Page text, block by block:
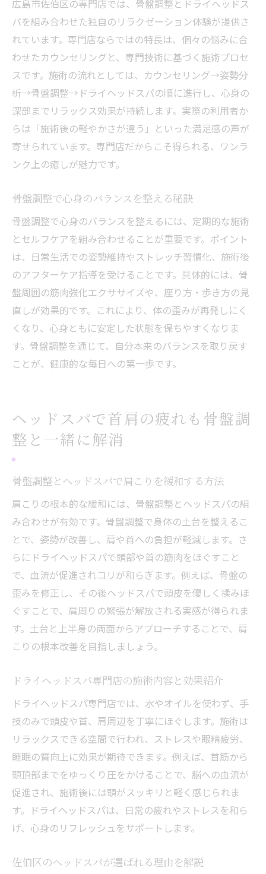
ドライヘッドスパ利用者の体験談紹介
全身リフレッシュを叶える骨盤調整の工夫
佐伯区で人気のヘッドスパ効果を徹底解説
骨盤調整とヘッドスパで日常の疲れを解放
睡眠の質向上に役立つ骨盤調整とヘッドケア
骨盤調整が睡眠の質に与える良い影響とは
ドライヘッドスパで快眠サポート体験
ヘッドスパと骨盤調整の睡眠改善相乗効果
佐伯区で受けるヘッドスパの特徴と魅力
スリープヘッドスパで毎日を快適に過ごす
佐伯区で人気の骨盤調整とヘッドスパの効果と
は
佐伯区の骨盤調整が選ばれる理由を解説
ヘッドスパで感じるディープリラックス体
験
骨盤調整とドライヘッドスパの効果的な活
用法
専門店ならではの骨盤調整施術のポイント
広島市佐伯区の専門店では、骨盤調整とドライヘッドス
パを組み合わせた独自のリラクゼーション体験が提供さ
れています。専門店ならではの特長は、個々の悩みに合
わせたカウンセリングと、専門技術に基づく施術プロセ
スです。施術の流れとしては、カウンセリング→姿勢分
析→骨盤調整→ドライヘッドスパの順に進行し、心身の
深部までリラックス効果が持続します。実際の利用者か
らは「施術後の軽やかさが違う」といった満足感の声が
寄せられています。専門店だからこそ得られる、ワンラ
ンク上の癒しが魅力です。
骨盤調整で心身のバランスを整える秘訣
骨盤調整で心身のバランスを整えるには、定期的な施術
とセルフケアを組み合わせることが重要です。ポイント
は、日常生活での姿勢維持やストレッチ習慣化、施術後
のアフターケア指導を受けることです。具体的には、骨
盤周囲の筋肉強化エクササイズや、座り方・歩き方の見
直しが効果的です。これにより、体の歪みが再発しにく
くなり、心身ともに安定した状態を保ちやすくなりま
す。骨盤調整を通じて、自分本来のバランスを取り戻す
ことが、健康的な毎日への第一歩です。
ヘッドスパで首肩の疲れも骨盤調
整と一緒に解消
骨盤調整とヘッドスパで肩こりを緩和する方法
肩こりの根本的な緩和には、骨盤調整とヘッドスパの組
み合わせが有効です。骨盤調整で身体の土台を整えるこ
とで、姿勢が改善し、肩や首への負担が軽減します。さ
らにドライヘッドスパで頭部や首の筋肉をほぐすこと
で、血流が促進されコリが和らぎます。例えば、骨盤の
歪みを修正し、その後ヘッドスパで頭皮を優しく揉みほ
ぐすことで、肩周りの緊張が解放される実感が得られま
す。土台と上半身の両面からアプローチすることで、肩
こりの根本改善を目指しましょう。
ドライヘッドスパ専門店の施術内容と効果紹介
ドライヘッドスパ専門店では、水やオイルを使わず、手
技のみで頭皮や首、肩周辺を丁寧にほぐします。施術は
リラックスできる空間で行われ、ストレスや眼精疲労、
睡眠の質向上に効果が期待できます。例えば、首筋から
頭頂部までをゆっくり圧をかけることで、脳への血流が
促進され、施術後には頭がスッキリと軽く感じられま
す。ドライヘッドスパは、日常の疲れやストレスを和ら
げ、心身のリフレッシュをサポートします。
佐伯区のヘッドスパが選ばれる理由を解説